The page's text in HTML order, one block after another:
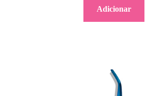
Adicionar